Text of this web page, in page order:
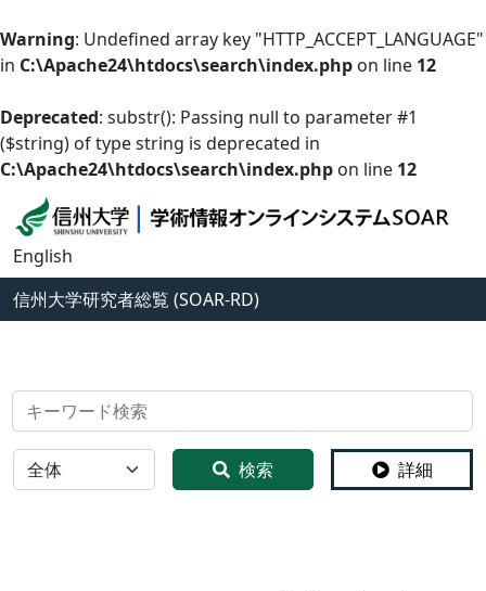
Warning: Undefined array key "HTTP_ACCEPT_LANGUAGE"
in C:\Apache24\htdocs\search\index.php on line 12
Deprecated: substr(): Passing null to parameter #1
($string) of type string is deprecated in
C:\Apache24\htdocs\search\index.php on line 12
English
信州大学研究者総覧 (SOAR-RD)
検索
全体 検索 詳細